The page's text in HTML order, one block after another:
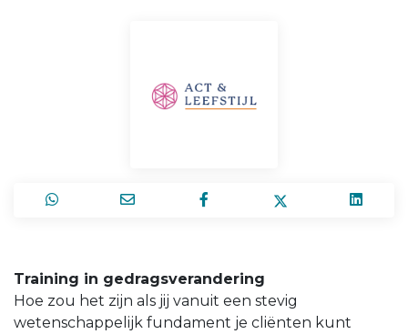
Training in gedragsverandering
Hoe zou het zijn als jij vanuit een stevig
wetenschappelijk fundament je cliënten kunt